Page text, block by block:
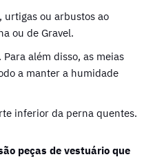
urtigas ou arbustos ao
ou de Gravel.
além disso, as meias
a manter a humidade
inferior da perna quentes.
peças de vestuário que